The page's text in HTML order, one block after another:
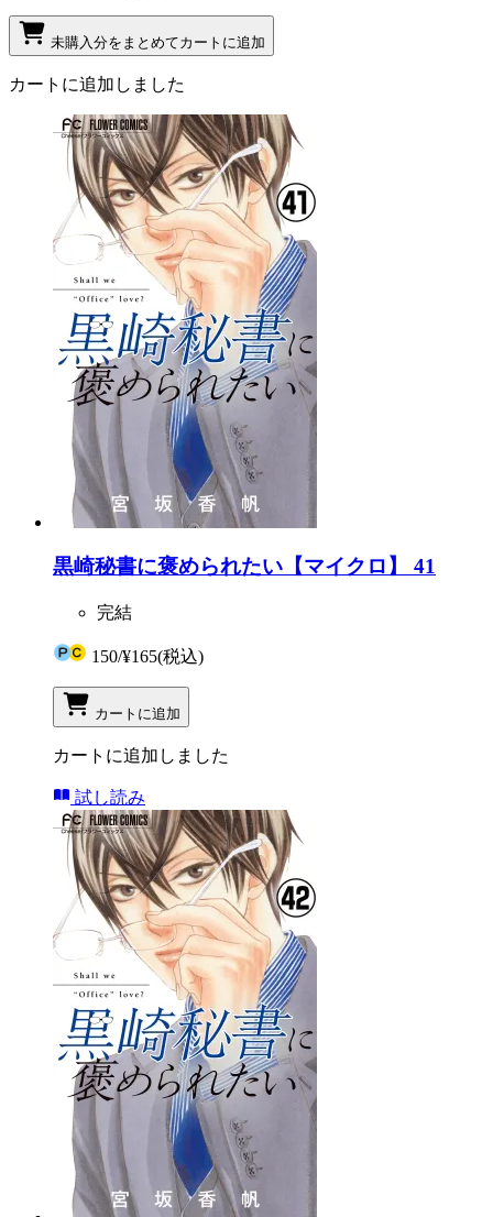
未購入分をまとめてカートに追加
カートに追加しました
黒崎秘書に褒められたい【マイクロ】 41
完結
150/¥165(税込)
カートに追加
カートに追加しました
試し読み